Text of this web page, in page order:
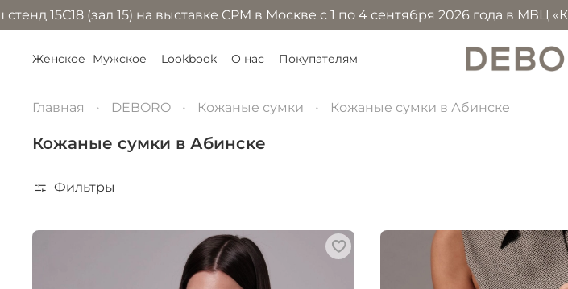
15) на выставке CPM в Москве с 1 по 4 сентября 2026 года в МВЦ «Крокус
Женское Мужское Lookbook О нас Покупателям
Главная DEBORO Кожаные сумки Кожаные сумки в Абинске
Кожаные сумки в Абинске
Фильтры